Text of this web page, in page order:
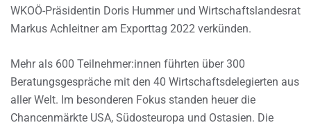
WKOÖ-Präsidentin Doris Hummer und Wirtschaftslandesrat
Markus Achleitner am Exporttag 2022 verkünden.
Mehr als 600 Teilnehmer:innen führten über 300
Beratungsgespräche mit den 40 Wirtschaftsdelegierten aus
aller Welt. Im besonderen Fokus standen heuer die
Chancenmärkte USA, Südosteuropa und Ostasien. Die